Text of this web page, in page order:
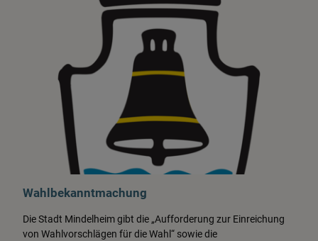
Bürgerservice
Online-Dienste
Interessante Links
Wahlbekanntmachung
Die Stadt Mindelheim gibt die „Aufforderung zur Einreichung
von Wahlvorschlägen für die Wahl“ sowie die